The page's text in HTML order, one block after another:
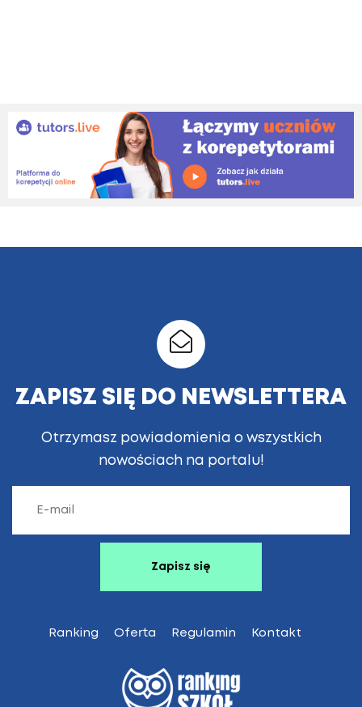
ZAPISZ SIĘ DO NEWSLETTERA
Otrzymasz powiadomienia o wszystkich
nowościach na portalu!
Ranking Oferta Regulamin Kontakt